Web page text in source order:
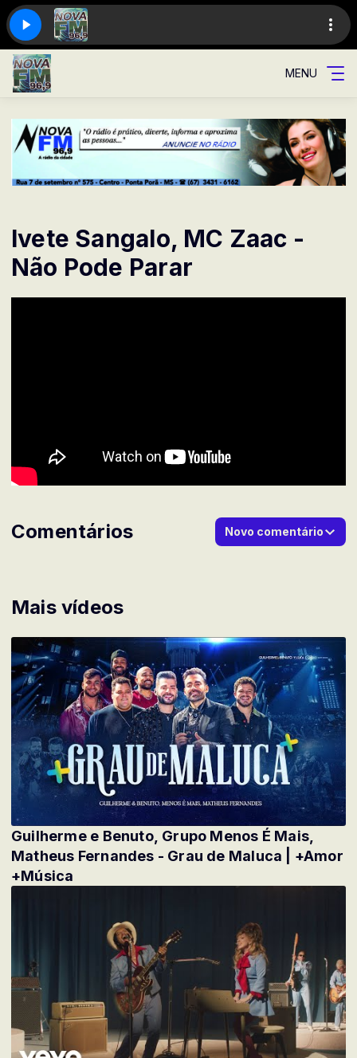
MENU
Ivete Sangalo, MC Zaac -
Não Pode Parar
Mais vídeos
Guilherme e Benuto, Grupo Menos É Mais,
Matheus Fernandes - Grau de Maluca | +Amor
+Música
Comentários Novo comentário